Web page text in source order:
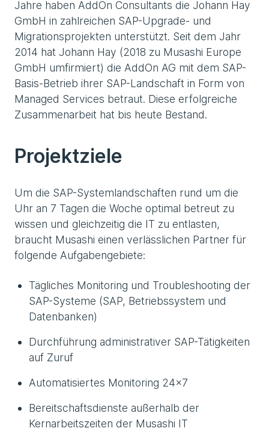
Jahre haben AddOn Consultants die Johann Hay
GmbH in zahlreichen SAP-Upgrade- und
Migrationsprojekten unterstützt. Seit dem Jahr
2014 hat Johann Hay (2018 zu Musashi Europe
GmbH umfirmiert) die AddOn AG mit dem SAP-
Basis-Betrieb ihrer SAP-Landschaft in Form von
Managed Services betraut. Diese erfolgreiche
Zusammenarbeit hat bis heute Bestand.
Projektziele
Um die SAP-Systemlandschaften rund um die
Uhr an 7 Tagen die Woche optimal betreut zu
wissen und gleichzeitig die IT zu entlasten,
braucht Musashi einen verlässlichen Partner für
folgende Aufgabengebiete:
Tägliches Monitoring und Troubleshooting der
SAP-Systeme (SAP, Betriebssystem und
Datenbanken)
Durchführung administrativer SAP-Tätigkeiten
auf Zuruf
Automatisiertes Monitoring 24x7
Bereitschaftsdienste außerhalb der
Kernarbeitszeiten der Musashi IT